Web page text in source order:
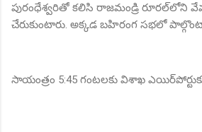
పురంధేశ్వరితో కలిసి రాజమండ్రి రూరల్‌‎లోని
చేరుకుంటారు. అక్కడ బహిరంగ సభలో
సాయంత్రం 5:45 గంటలకు విశాఖ